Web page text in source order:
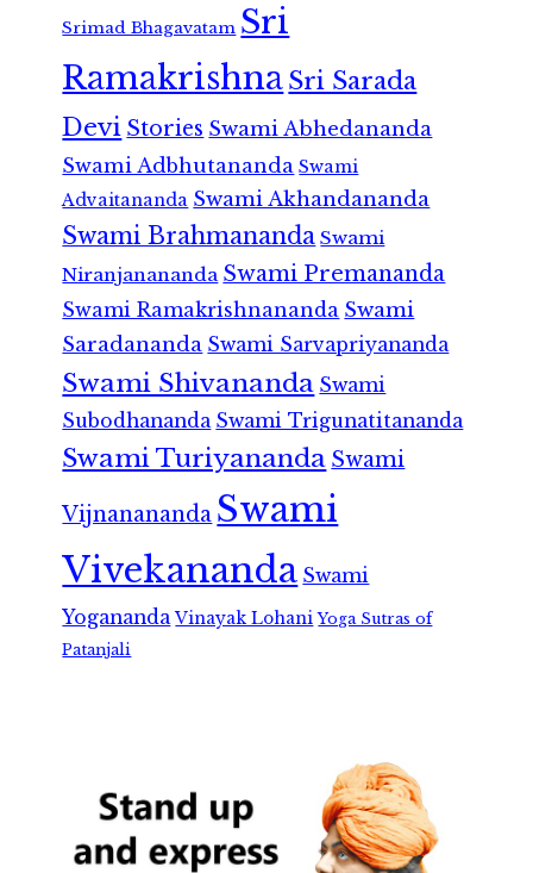
Srimad Bhagavatam Sri
RamakrishnaSri Sarada
Devi Stories Swami Abhedananda
Swami Adbhutananda Swami
Advaitananda Swami Akhandananda
Swami Brahmananda Swami
Niranjanananda Swami Premananda
Swami Ramakrishnananda Swami
Saradananda Swami Sarvapriyananda
Swami Shivananda Swami
Subodhananda Swami Trigunatitananda
Swami Turiyananda Swami
Vijnanananda Swami
Vivekananda Swami
Yogananda Vinayak Lohani Yoga Sutras of
Patanjali